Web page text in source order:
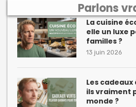
Parlons
La cuisine
elle un luxe
familles ?
13 juin 2026
Les
ils vraiment
monde ?